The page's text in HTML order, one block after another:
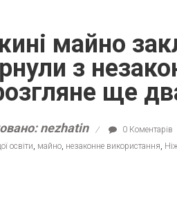
майно
з
ще
nezhatin
0 Коментарів
освіти майно незаконне використання